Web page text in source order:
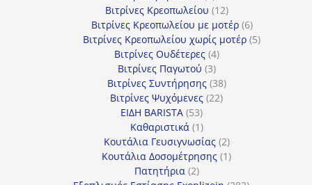
προϊόντα
Βιτρίνες Κρεοπωλείου 1212
προϊόντα
Βιτρίνες Κρεοπωλείου με μοτέρ 66
προϊόντα
Βιτρίνες Κρεοπωλείου χωρίς μοτέρ 55
Βιτρίνες Ουδέτερες 44
προϊόντα
Βιτρίνες Παγωτού 33
προϊόντα
Βιτρίνες Συντήρησης 3838
προϊόντα
Βιτρίνες Ψυχόμενες 2222
ΕΙΔΗ BARISTA 5353
προϊόντα
Καθαριστικά 11
προϊόν
Κουτάλια Γευσιγνωσίας 22
προϊόντα
Κουτάλια Δοσομέτρησης 11
Πατητήρια 22